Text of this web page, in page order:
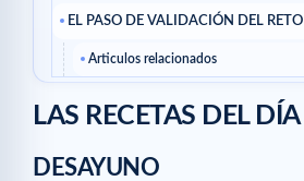
EL PASO DE VALIDACIÓN DEL RETO
Articulos relacionados
LAS RECETAS DEL DÍA
DESAYUNO